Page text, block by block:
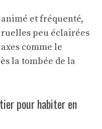
et fréquenté,
peu éclairées
comme le
la tombée de la
pour habiter en